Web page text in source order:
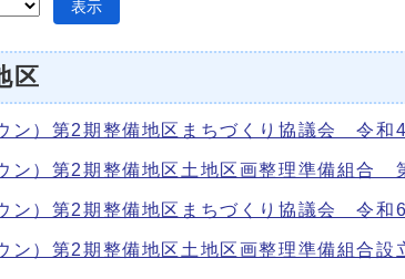
表示
区
ン）第2期整備地区まちづくり協議会 令和
ン）第2期整備地区土地区画整理準備組合
ン）第2期整備地区まちづくり協議会 令和
ン）第2期整備地区土地区画整理準備組合設